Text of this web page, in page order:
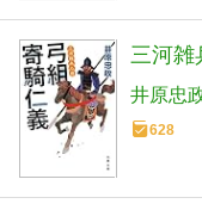
三河雑
井原忠
628